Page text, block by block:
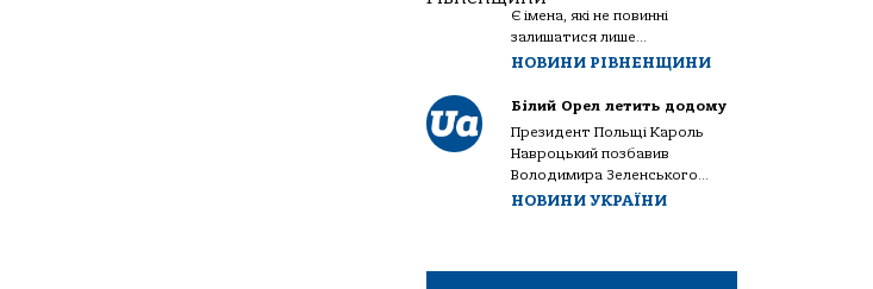
Є імена, які не повинні
залишатися лише...
НОВИНИ РІВНЕНЩИНИ
Білий Орел летить додому
Президент Польщі Кароль
Навроцький позбавив
Володимира Зеленського...
НОВИНИ УКРАЇНИ